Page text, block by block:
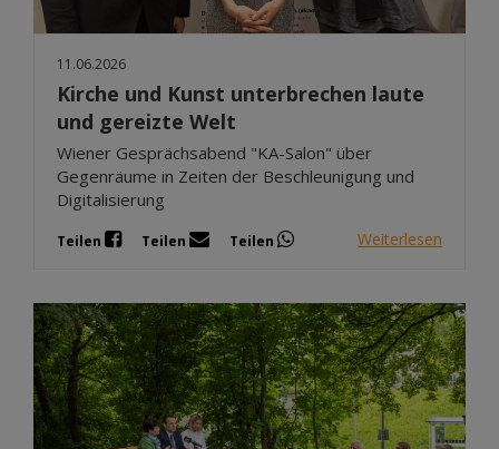
11.06.2026
Kirche und Kunst unterbrechen laute
und gereizte Welt
Wiener Gesprächsabend "KA-Salon" über
Gegenräume in Zeiten der Beschleunigung und
Digitalisierung
Teilen Teilen Teilen Weiterlesen